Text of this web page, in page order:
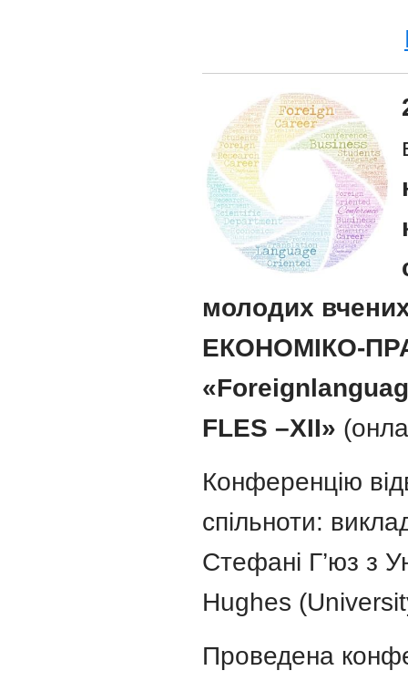
молодих
ЕКОНОМІКО-
«Foreign
FLES –ХIІ»
Конференцію
спільноти:
Стефані Г’юз з
Hughes
Проведена